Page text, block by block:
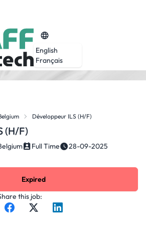
English
Français
Développeur ILS (H/F)
(H/F)
Full Time 28-09-2025
this job:
Expired